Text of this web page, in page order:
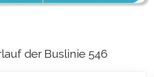
der Buslinie 546